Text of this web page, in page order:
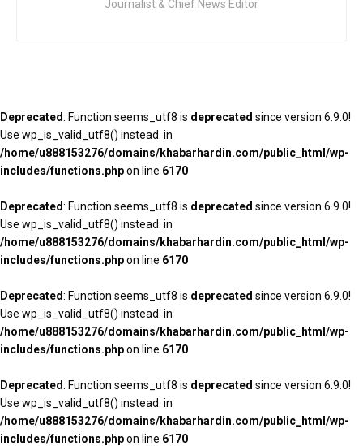
Journalist & Chief News Editor
Deprecated: Function seems_utf8 is deprecated since version 6.9.0!
Use wp_is_valid_utf8() instead. in
/home/u888153276/domains/khabarhardin.com/public_html/wp-
includes/functions.phpon line 6170
Deprecated: Function seems_utf8 is deprecated since version 6.9.0!
Use wp_is_valid_utf8() instead. in
/home/u888153276/domains/khabarhardin.com/public_html/wp-
includes/functions.phpon line 6170
Deprecated: Function seems_utf8 is deprecated since version 6.9.0!
Use wp_is_valid_utf8() instead. in
/home/u888153276/domains/khabarhardin.com/public_html/wp-
includes/functions.phpon line 6170
Deprecated: Function seems_utf8 is deprecated since version 6.9.0!
Use wp_is_valid_utf8() instead. in
/home/u888153276/domains/khabarhardin.com/public_html/wp-
includes/functions.phpon line 6170